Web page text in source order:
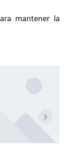
mantener la